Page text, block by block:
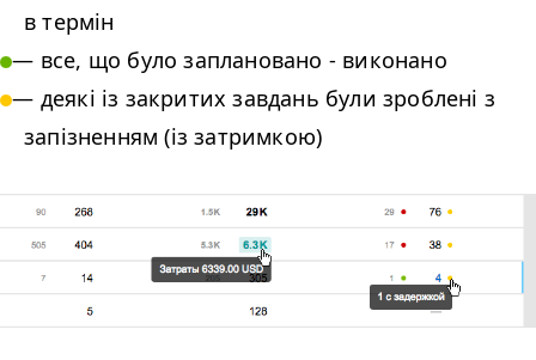
в термін
— все, що було заплановано - виконано
— деякі із закритих завдань були зроблені з
запізненням (із затримкою)